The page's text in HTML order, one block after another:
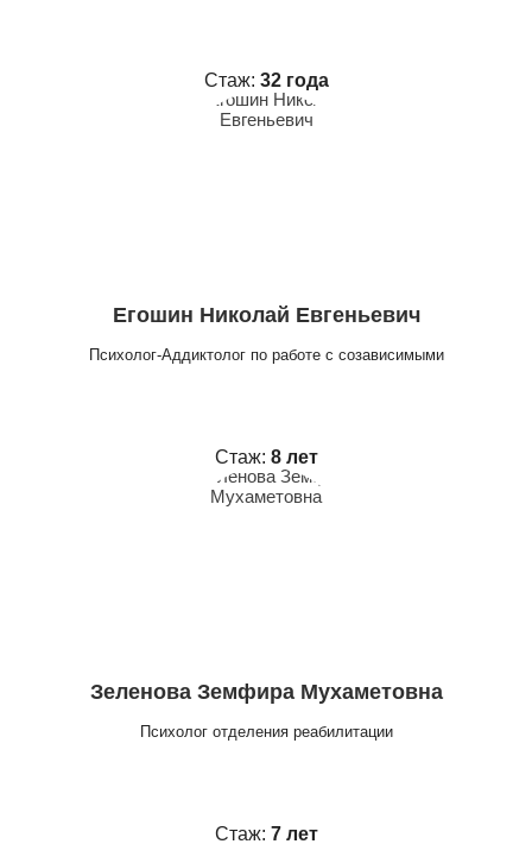
Стаж: 32 года
Егошин Николай Евгеньевич
Психолог-Аддиктолог по работе с созависимыми
Стаж: 8 лет
Зеленова Земфира Мухаметовна
Психолог отделения реабилитации
Стаж: 7 лет